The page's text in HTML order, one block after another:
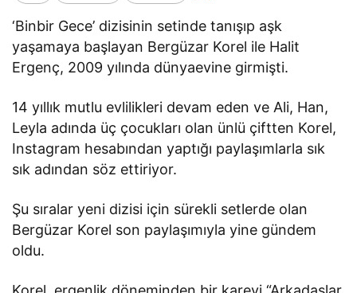
‘Binbir Gece’ dizisinin setinde tanışıp aşk
yaşamaya başlayan Bergüzar Korel ile Halit
Ergenç, 2009 yılında dünyaevine girmişti.
14 yıllık mutlu evlilikleri devam eden ve Ali, Han,
Leyla adında üç çocukları olan ünlü çiftten Korel,
Instagram hesabından yaptığı paylaşımlarla sık
sık adından söz ettiriyor.
Şu sıralar yeni dizisi için sürekli setlerde olan
Bergüzar Korel son paylaşımıyla yine gündem
oldu.